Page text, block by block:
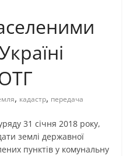
, кадастр, передача
31 січня 2018 року,
землі державної
пунктів у комунальну